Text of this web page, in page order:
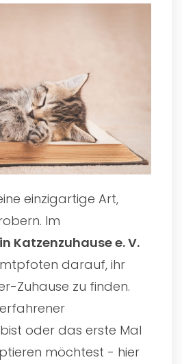
einzigartige Art,
Im
Katzenzuhause e. V.
darauf, ihr
Zuhause zu finden.
oder das erste Mal
möchtest - hier